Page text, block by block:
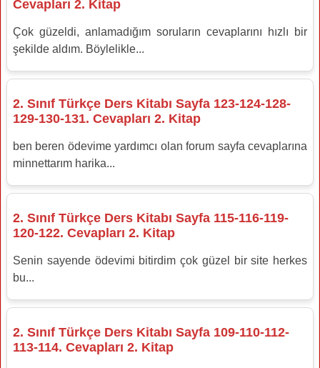
Cevapları 2. Kitap
Çok güzeldi, anlamadığım soruların cevaplarını hızlı bir
şekilde aldım. Böylelikle...
2. Sınıf Türkçe Ders Kitabı Sayfa 123-124-128-
129-130-131. Cevapları 2. Kitap
ben beren ödevime yardımcı olan forum sayfa cevaplarına
minnettarım harika...
2. Sınıf Türkçe Ders Kitabı Sayfa 115-116-119-
120-122. Cevapları 2. Kitap
Senin sayende ödevimi bitirdim çok güzel bir site herkes
bu...
2. Sınıf Türkçe Ders Kitabı Sayfa 109-110-112-
113-114. Cevapları 2. Kitap